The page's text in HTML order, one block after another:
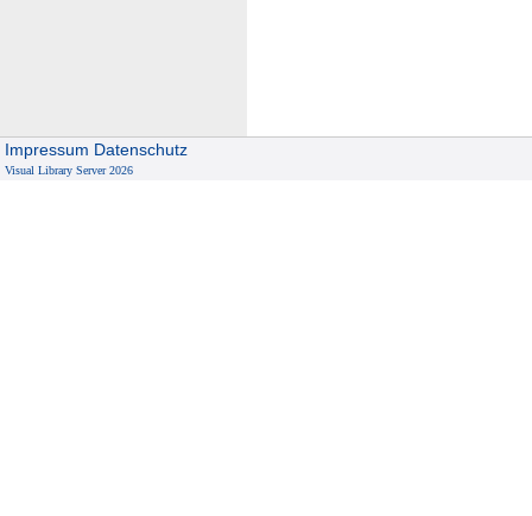
Impressum Datenschutz
Visual Library Server 2026